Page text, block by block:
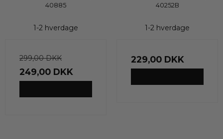
40885
1-2 hverdage
299,00 DKK
249,00 DKK
40252B
1-2 hverdage
229,00 DKK